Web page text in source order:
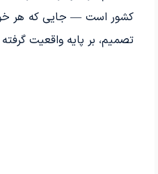
کشور است — جایی که هر
تصمیم، بر پایه واقعیت